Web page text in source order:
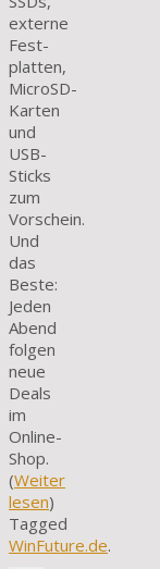
externe
Fest­
platten,
MicroSD-
Karten
und
USB-
Sticks
zum
Vorschein.
Und
das
Beste:
Jeden
Abend
folgen
neue
Deals
im
Online-
Shop.
(Weiter
lesen)
Tagged
WinFuture.de.